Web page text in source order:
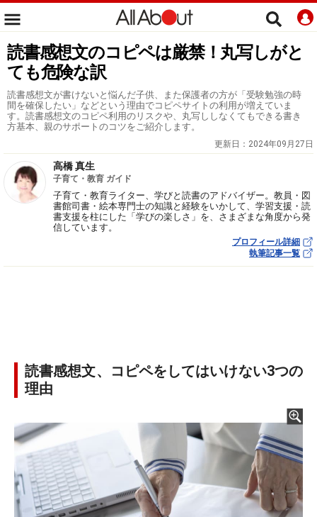
読書感想文のコピペは厳禁！丸写しがと
ても危険な訳
読書感想文が書けないと悩んだ子供、また保護者の方が「受験勉強の時
間を確保したい」などという理由でコピペサイトの利用が増えていま
す。読書感想文のコピペ利用のリスクや、丸写ししなくてもできる書き
方基本、親のサポートのコツをご紹介します。
更新日： 2024年09月27日
高橋 真生
子育て・教育 ガイド
子育て・教育ライター、学びと読書のアドバイザー。教員・図
書館司書・絵本専門士の知識と経験をいかして、学習支援・読
書支援を柱にした「学びの楽しさ」を、さまざまな角度から発
信しています。
プロフィール詳細
執筆記事一覧
読書感想文、コピペをしてはいけない3つの
理由